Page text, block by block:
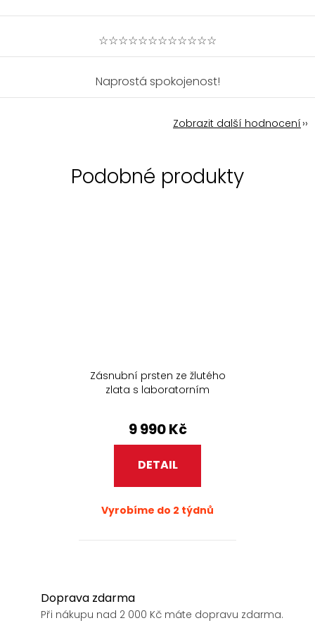
☆☆☆☆☆☆☆☆☆☆☆☆
Naprostá spokojenost!
Zobrazit další hodnocení
Zásnubní prsten ze žlutého
zlata s laboratorním
9 990 Kč
DETAIL
Vyrobíme do 2 týdnů
Doprava zdarma
Při nákupu nad 2 000 Kč máte dopravu zdarma.